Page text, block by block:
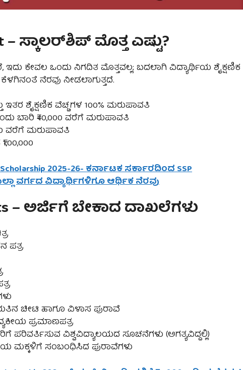
– ಸ್ಕಾಲರ್‌ಶಿಪ್ ಮೊತ್ತ ಎಷ್ಟು?
ಕೇವಲ ಒಂದು ನಿಗದಿತ ಮೊತ್ತವಲ್ಲ; ಬದಲಾಗಿ ವಿದ್ಯಾರ್ಥಿಯ ಶೈಕ್ಷಣಿಕ
ನೆರವು ನೀಡಲಾಗುತ್ತದೆ.
ಇತರ ಶೈಕ್ಷಣಿಕ ವೆಚ್ಚಗಳ 100% ಮರುಪಾವತಿ
ಬಾರಿ ₹40,000 ವರೆಗೆ ಮರುಪಾವತಿ
ವರೆಗೆ ಮರುಪಾವತಿ
Scholarship 2025-26- ಕರ್ನಾಟಕ ಸರ್ಕಾರದಿಂದ SSP
ವರ್ಗದ ವಿದ್ಯಾರ್ಥಿಗಳಿಗೂ ಆರ್ಥಿಕ ನೆರವು
– ಅರ್ಜಿಗೆ ಬೇಕಾದ ದಾಖಲೆಗಳು
ಪತ್ರ
ಚೀಟಿ ಹಾಗೂ ವಿಳಾಸ ಪುರಾವೆ
ಪ್ರಮಾಣಪತ್ರ
ಪರಿವರ್ತಿಸುವ ವಿಶ್ವವಿದ್ಯಾಲಯದ ಸೂಚನೆಗಳು (ಅಗತ್ಯವಿದ್ದಲ್ಲಿ)
ಮಕ್ಕಳಿಗೆ ಸಂಬಂಧಿಸಿದ ಪುರಾವೆಗಳು